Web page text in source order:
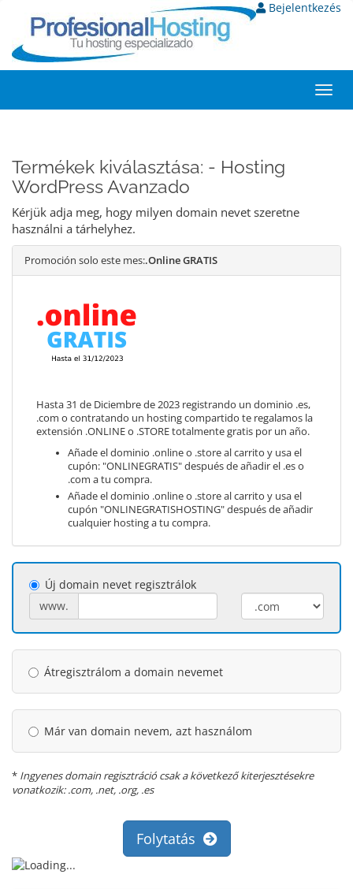
Bejelentkezés
Termékek kiválasztása: - Hosting
WordPress Avanzado
Kérjük adja meg, hogy milyen domain nevet szeretne
használni a tárhelyhez.
Promoción solo este mes:.Online GRATIS
Hasta 31 de Diciembre de 2023 registrando un dominio .es,
.com o contratando un hosting compartido te regalamos la
extensión .ONLINE o .STORE totalmente gratis por un año.
Añade el dominio .online o .store al carrito y usa el
cupón: "ONLINEGRATIS" después de añadir el .es o
.com a tu compra.
Añade el dominio .online o .store al carrito y usa el
cupón "ONLINEGRATISHOSTING" después de añadir
cualquier hosting a tu compra.
Új domain nevet regisztrálok
www.
Átregisztrálom a domain nevemet
Már van domain nevem, azt használom
* Ingyenes domain regisztráció csak a következő kiterjesztésekre
vonatkozik: .com, .net, .org, .es
Folytatás